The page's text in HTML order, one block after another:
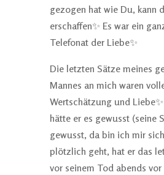
gezogen hat wie Du, kann
erschaffen✨ Es war ein
Telefonat der Liebe✨
Die letzten Sätze meines
Mannes an mich waren
Wertschätzung und
hätte er es gewusst (seine
gewusst, da bin ich mir
plötzlich geht, hat er das
vor seinem Tod abends vor